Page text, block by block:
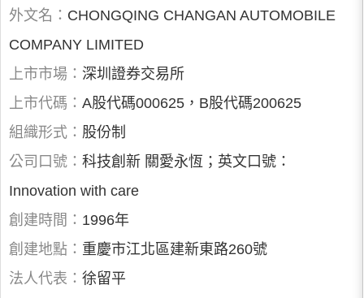
外文名： CHONGQING CHANGAN AUTOMOBILE
COMPANY LIMITED
上市市場： 深圳證券交易所
上市代碼： A股代碼000625，B股代碼200625
組織形式： 股份制
公司口號： 科技創新 關愛永恆；英文口號：
Innovation with care
創建時間： 1996年
創建地點： 重慶市江北區建新東路260號
法人代表： 徐留平